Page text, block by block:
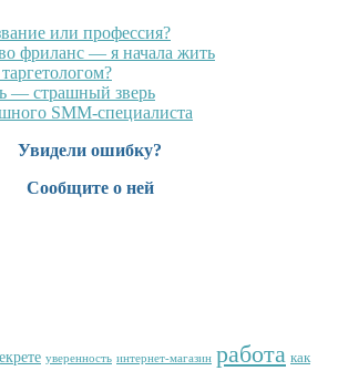
или профессия?
фриланс — я начала жить
— страшный зверь
SMM-специалиста
Увидели ошибку?
Сообщите о ней
уверенность интернет-магазин работа как